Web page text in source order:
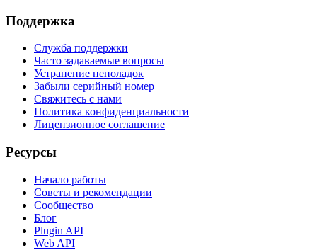
Поддержка
Служба поддержки
Часто задаваемые вопросы
Устранение неполадок
Забыли серийный номер
Свяжитесь с нами
Политика конфиденциальности
Лицензионное соглашение
Ресурсы
Начало работы
Советы и рекомендации
Сообщество
Блог
Plugin API
Web API